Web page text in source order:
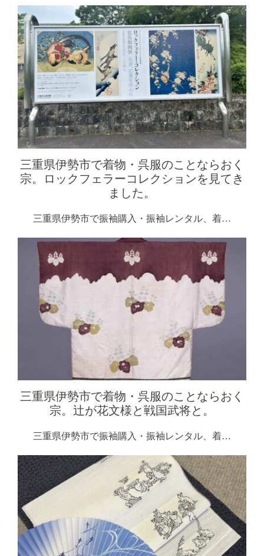
三重県伊勢市で着物・呉服のことならおく
宗。ロックフェラーコレクションを見てき
ました。
三重県伊勢市で振袖購入・振袖レンタル、着…
三重県伊勢市で着物・呉服のことならおく
宗。辻が花文様と戦国武将と。
三重県伊勢市で振袖購入・振袖レンタル、着…